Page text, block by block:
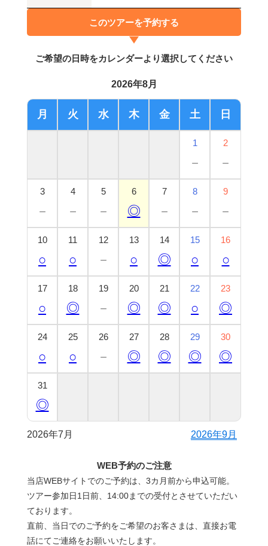
このツアーを予約する
ご希望の日時をカレンダーより選択してください
WEB予約のご注意
当店WEBサイトでのご予約は、3カ月前から申込可能。
ツアー参加日1日前、14:00までの受付とさせていただい
ております。
直前、当日でのご予約をご希望のお客さまは、直接お電
話にてご連絡をお願いいたします。
2026年8月
月 火 水 木 金 土 日
1
－
2
－
3
－
4
－
5
－
6
◎
7
－
8
－
9
－
10
○
11
○
12
－
13
○
14
◎
15
○
16
○
17
○
18
◎
19
－
20
◎
21
◎
22
○
23
◎
24
○
25
○
26
－
27
◎
28
◎
29
◎
30
◎
31
◎
2026年7月 2026年9月